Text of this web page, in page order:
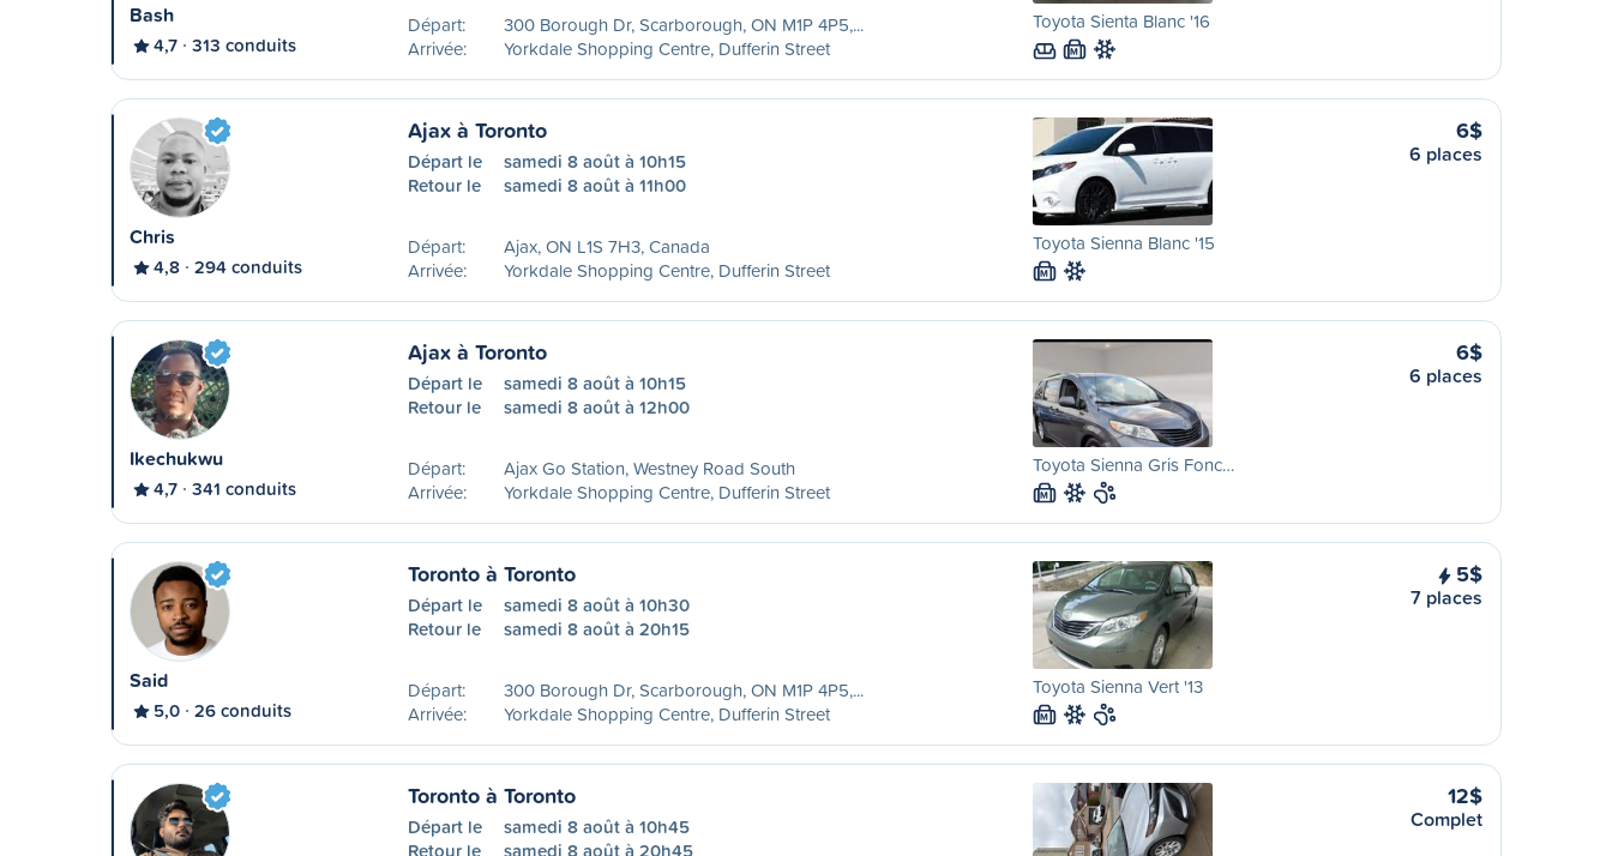
Bash
4,7 313 conduits
Départ:
300 Borough Dr, Scarborough, ON M1P 4P5,...
Arrivée:
Yorkdale Shopping Centre, Dufferin Street
Toyota Sienta Blanc '16
M
Chris
4,8 294 conduits
Ajax à Toronto
Départ le
samedi 8 août à 10h15
Retour le
samedi 8 août à 11h00
Départ:
Ajax, ON L1S 7H3, Canada
Arrivée:
Yorkdale Shopping Centre, Dufferin Street
Toyota Sienna Blanc '15
M
6$
6 places
Ikechukwu
4,7 341 conduits
Ajax à Toronto
Départ le
samedi 8 août à 10h15
Retour le
samedi 8 août à 12h00
Départ:
Ajax Go Station, Westney Road South
Arrivée:
Yorkdale Shopping Centre, Dufferin Street
Toyota Sienna Gris Fonc…
M
6$
6 places
Said
5,0 26 conduits
Toronto à Toronto
Départ le
samedi 8 août à 10h30
Retour le
samedi 8 août à 20h15
Départ:
300 Borough Dr, Scarborough, ON M1P 4P5,...
Arrivée:
Yorkdale Shopping Centre, Dufferin Street
Toyota Sienna Vert '13
M
5$
7 places
Toronto à Toronto
Départ le
samedi 8 août à 10h45
Retour le
samedi 8 août à 20h45
12$
Complet